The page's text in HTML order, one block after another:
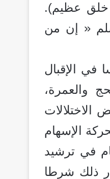
خلق عظيم).
« إن من
في الإقبال
والعمرة،
الاختلالات
الإسهام
في ترشيد
ذلك شرطا